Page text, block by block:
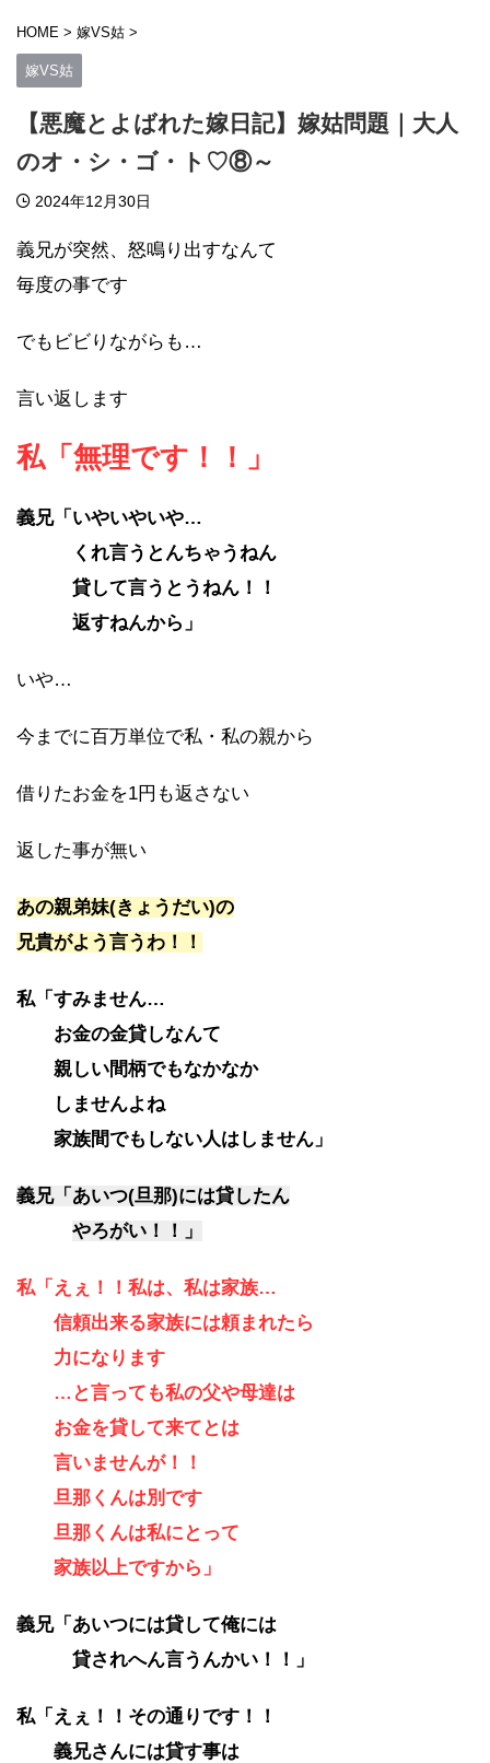
HOME > 嫁VS姑 >
嫁VS姑
【悪魔とよばれた嫁日記】嫁姑問題｜大人
のオ・シ・ゴ・ト♡⑧～
2024年12月30日
義兄が突然、怒鳴り出すなんて
毎度の事です
でもビビりながらも…
言い返します
私「無理です！！」
義兄「いやいやいや…
くれ言うとんちゃうねん
貸して言うとうねん！！
返すねんから」
いや…
今までに百万単位で私・私の親から
借りたお金を1円も返さない
返した事が無い
あの親弟妹(きょうだい)の
兄貴がよう言うわ！！
私「すみません…
お金の金貸しなんて
親しい間柄でもなかなか
しませんよね
家族間でもしない人はしません」
義兄「あいつ(旦那)には貸したん
やろがい！！」
私「えぇ！！私は、私は家族…
信頼出来る家族には頼まれたら
力になります
…と言っても私の父や母達は
お金を貸して来てとは
言いませんが！！
旦那くんは別です
旦那くんは私にとって
家族以上ですから」
義兄「あいつには貸して俺には
貸されへん言うんかい！！」
私「えぇ！！その通りです！！
義兄さんには貸す事は